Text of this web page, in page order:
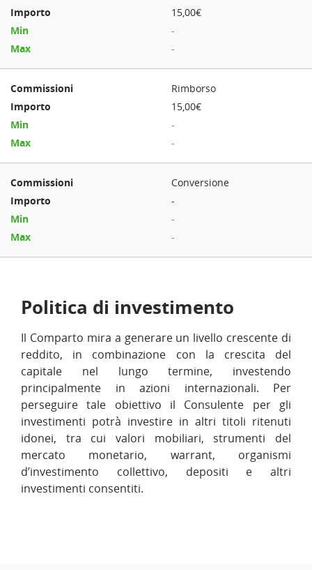
15,00€
-
-
Rimborso
15,00€
-
-
Conversione
-
-
-
Politica di investimento
Il Comparto mira a generare un livello crescente di
reddito, in combinazione con la crescita del
capitale nel lungo termine, investendo
principalmente in azioni internazionali. Per
perseguire tale obiettivo il Consulente per gli
investimenti potrà investire in altri titoli ritenuti
idonei, tra cui valori mobiliari, strumenti del
mercato monetario, warrant, organismi
d’investimento collettivo, depositi e altri
investimenti consentiti.